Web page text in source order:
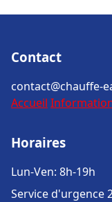
Contact
contact@chauffe-
Accueil
Horaires
Lun-Ven: 8h-19h
Service d'urgence